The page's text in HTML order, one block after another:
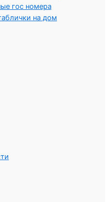
гос номера
на дом